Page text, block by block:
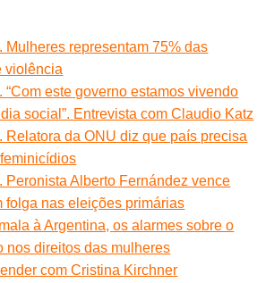
Mulheres representam 75% das
violência
“Com este governo estamos vivendo
social”. Entrevista com Claudio Katz
Relatora da ONU diz que país precisa
Peronista Alberto Fernández vence
folga nas eleições primárias
à Argentina, os alarmes sobre o
nos direitos das mulheres
com Cristina Kirchner